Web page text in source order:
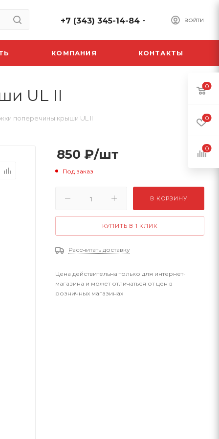
ВОЙТИ
+7 (343) 345-14-84
КОМПАНИЯ КОНТАКТЫ
UL II
поперечины крыши UL II
850 ₽/шт
Под заказ
В КОРЗИНУ
КУПИТЬ В 1 КЛИК
Рассчитать доставку
Цена действительна только для интернет-
магазина и может отличаться от цен в
розничных магазинах
0
0
0